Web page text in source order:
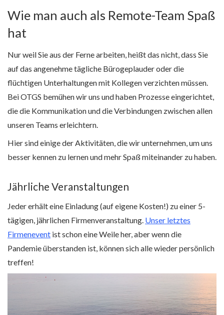
Wie man auch als Remote-Team Spaß
hat
Nur weil Sie aus der Ferne arbeiten, heißt das nicht, dass Sie
auf das angenehme tägliche Bürogeplauder oder die
flüchtigen Unterhaltungen mit Kollegen verzichten müssen.
Bei OTGS bemühen wir uns und haben Prozesse eingerichtet,
die die Kommunikation und die Verbindungen zwischen allen
unseren Teams erleichtern.
Hier sind einige der Aktivitäten, die wir unternehmen, um uns
besser kennen zu lernen und mehr Spaß miteinander zu haben.
Jährliche Veranstaltungen
Jeder erhält eine Einladung (auf eigene Kosten!) zu einer 5-
tägigen, jährlichen Firmenveranstaltung. Unser letztes
Firmenevent ist schon eine Weile her, aber wenn die
Pandemie überstanden ist, können sich alle wieder persönlich
treffen!